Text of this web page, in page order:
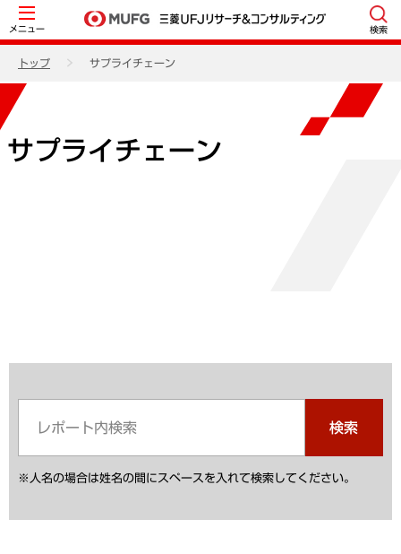
メニュー 検索
トップ サプライチェーン
サプライチェーン
検索
※人名の場合は姓名の間にスペースを入れて検索してください。